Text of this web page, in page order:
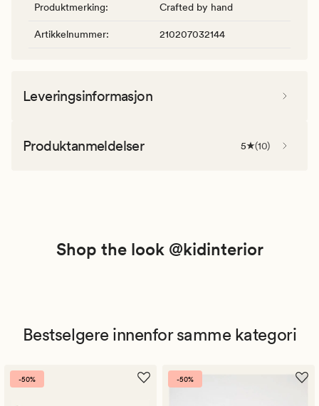
Produktmerking: Crafted by hand
Artikkelnummer: 210207032144
Leveringsinformasjon
Produktanmeldelser 5 (10)
Shop the look @kidinterior
Bestselgere innenfor samme kategori
-50% -50%